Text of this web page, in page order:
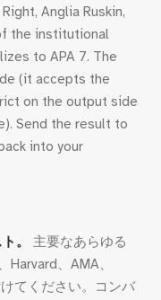
Anglia Ruskin,
the institutional
to APA 7. The
(it accepts the
on the output side
Send the result to
into your
。
主要なあらゆる
Harvard、AMA、
てください。コンバ